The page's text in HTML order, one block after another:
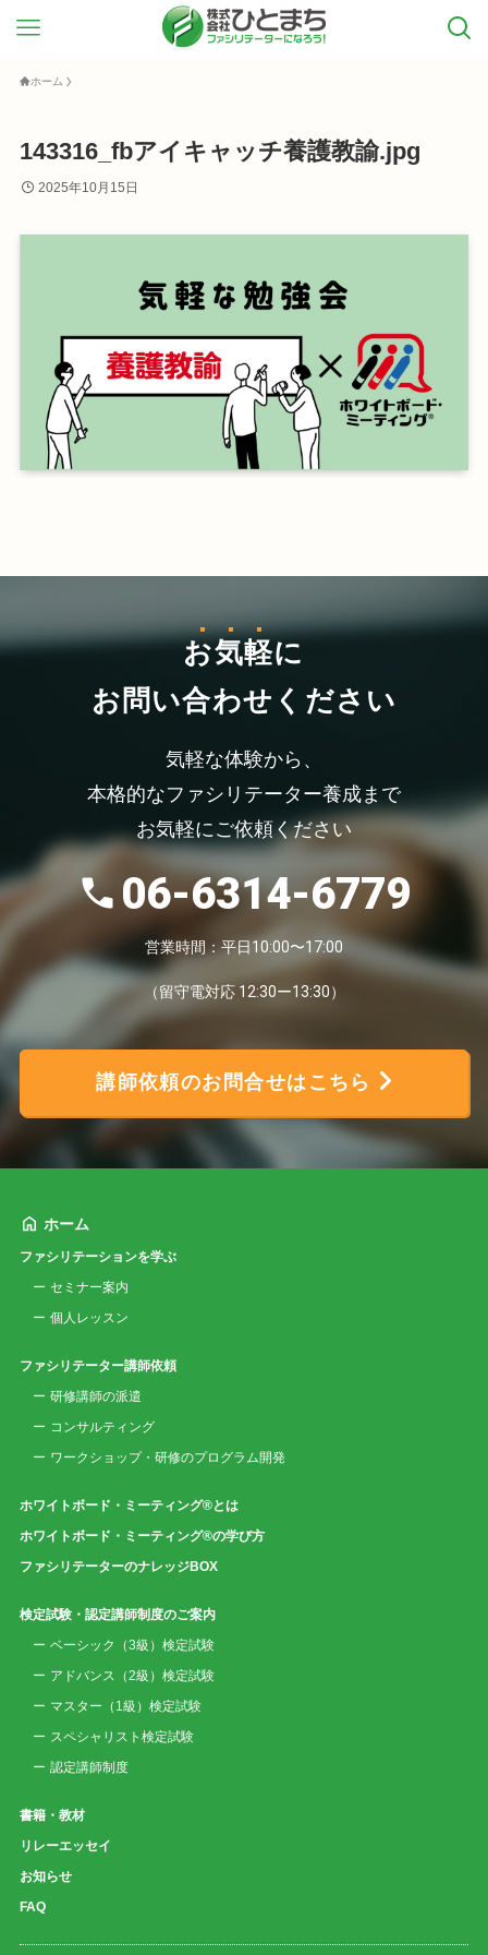
ホーム
143316_fbアイキャッチ養護教諭.jpg
2025年10月15日
お気軽に
お問い合わせください
気軽な体験から、
本格的なファシリテーター養成まで
お気軽にご依頼ください
06-6314-6779
営業時間：平日10:00〜17:00
（留守電対応 12:30ー13:30）
講師依頼のお問合せはこちら
ホーム
ファシリテーションを学ぶ
セミナー案内
個人レッスン
ファシリテーター講師依頼
研修講師の派遣
コンサルティング
ワークショップ・研修のプログラム開発
ホワイトボード・ミーティング®とは
ホワイトボード・ミーティング®の学び方
ファシリテーターのナレッジBOX
検定試験・認定講師制度のご案内
ベーシック（3級）検定試験
アドバンス（2級）検定試験
マスター（1級）検定試験
スペシャリスト検定試験
認定講師制度
書籍・教材
リレーエッセイ
お知らせ
FAQ